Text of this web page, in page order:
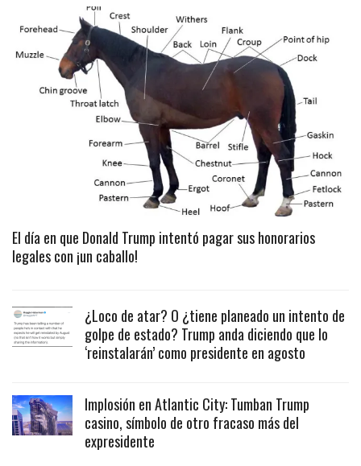
El día en que Donald Trump intentó pagar sus honorarios
legales con ¡un caballo!
¿Loco de atar? O ¿tiene planeado un intento de
golpe de estado? Trump anda diciendo que lo
‘reinstalarán’ como presidente en agosto
Implosión en Atlantic City: Tumban Trump
casino, símbolo de otro fracaso más del
expresidente